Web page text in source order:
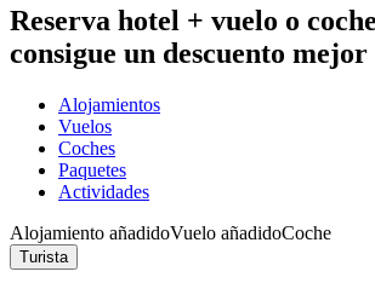
Reserva hotel + vuelo o
consigue un descuento mejor
Alojamientos
Vuelos
Coches
Paquetes
Actividades
Alojamiento añadidoVuelo añadidoCoche
Turista